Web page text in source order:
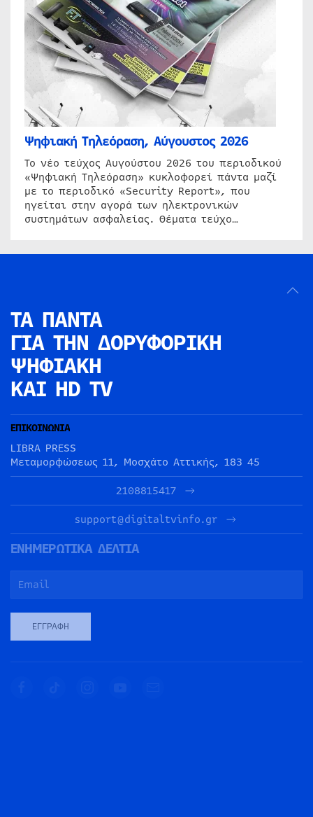
Ψηφιακή Τηλεόραση, Αύγουστος 2026
Το νέο τεύχος Αυγούστου 2026 του περιοδικού
«Ψηφιακή Τηλεόραση» κυκλοφορεί πάντα μαζί
με το περιοδικό «Security Report», που
ηγείται στην αγορά των ηλεκτρονικών
συστημάτων ασφαλείας. Θέματα τεύχο…
ΤΑ ΠΑΝΤΑ
ΓΙΑ ΤΗΝ ΔΟΡΥΦΟΡΙΚΗ
ΨΗΦΙΑΚΗ
ΚΑΙ HD TV
ΕΠΙΚΟΙΝΩΝΙΑ
LIBRA PRESS
Μεταμορφώσεως 11, Μοσχάτο Αττικής, 183 45
2108815417
support@digitaltvinfo.gr
ΕΝΗΜΕΡΩΤΙΚΑ ΔΕΛΤΙΑ
ΕΓΓΡΑΦΉ